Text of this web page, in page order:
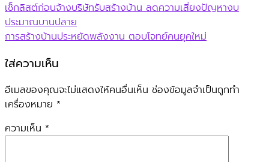
เช็กลิสต์ก่อนจ้างบริษัทรับสร้างบ้าน ลดความเสี่ยงปัญหางบ
ประมาณบานปลาย
การสร้างบ้านประหยัดพลังงาน ตอบโจทย์คนยุคใหม่
ใส่ความเห็น
อีเมลของคุณจะไม่แสดงให้คนอื่นเห็น ช่องข้อมูลจำเป็นถูกทำ
เครื่องหมาย *
ความเห็น *